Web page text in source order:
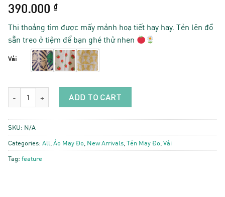
390.000 ₫
Thi thoảng tìm được mấy mảnh hoạ tiết hay hay. Tẻn lên đồ
sẵn treo ở tiệm để bạn ghé thử nhen
Vải
Lekima - Limited Fabric quantity
ADD TO CART
SKU: N/A
Categories: All,Áo May Đo, New Arrivals,Tẻn May Đo,Vải
Tag: feature